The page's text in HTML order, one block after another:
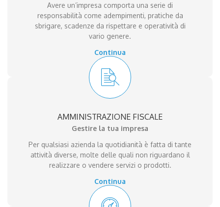
Avere un’impresa comporta una serie di
responsabilità come adempimenti, pratiche da
sbrigare, scadenze da rispettare e operatività di
vario genere.
Continua
AMMINISTRAZIONE FISCALE
Gestire la tua impresa
Per qualsiasi azienda la quotidianità è fatta di tante
attività diverse, molte delle quali non riguardano il
realizzare o vendere servizi o prodotti.
Continua